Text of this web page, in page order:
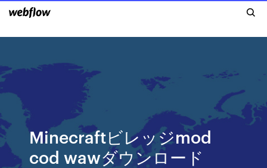
Minecraftビレッジmod
cod wawダウンロード